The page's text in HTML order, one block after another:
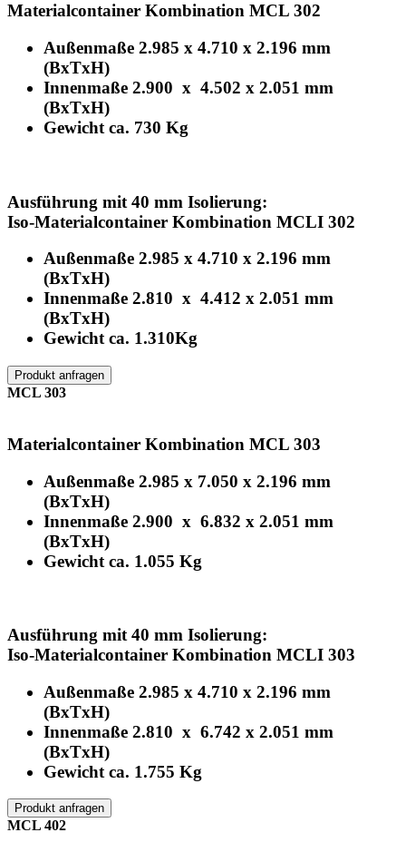
Materialcontainer Kombination MCL 302
Außenmaße 2.985 x 4.710 x 2.196 mm
(BxTxH)
Innenmaße 2.900 x 4.502 x 2.051 mm
(BxTxH)
Gewicht ca. 730 Kg
Ausführung mit 40 mm Isolierung:
Iso-Materialcontainer Kombination MCLI 302
Außenmaße 2.985 x 4.710 x 2.196 mm
(BxTxH)
Innenmaße 2.810 x 4.412 x 2.051 mm
(BxTxH)
Gewicht ca. 1.310Kg
Produkt anfragen
MCL 303
Materialcontainer Kombination MCL 303
Außenmaße 2.985 x 7.050 x 2.196 mm
(BxTxH)
Innenmaße 2.900 x 6.832 x 2.051 mm
(BxTxH)
Gewicht ca. 1.055 Kg
Ausführung mit 40 mm Isolierung:
Iso-Materialcontainer Kombination MCLI 303
Außenmaße 2.985 x 4.710 x 2.196 mm
(BxTxH)
Innenmaße 2.810 x 6.742 x 2.051 mm
(BxTxH)
Gewicht ca. 1.755 Kg
Produkt anfragen
MCL 402